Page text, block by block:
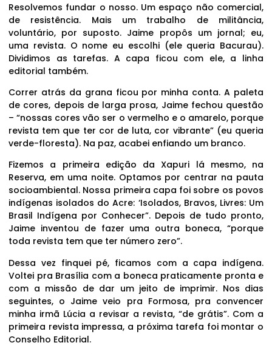
Resolvemos fundar o nosso. Um espaço não comercial,
de resistência. Mais um trabalho de militância,
voluntário, por suposto. Jaime propôs um jornal; eu,
uma revista. O nome eu escolhi (ele queria Bacurau).
Dividimos as tarefas. A capa ficou com ele, a linha
editorial também.
Correr atrás da grana ficou por minha conta. A paleta
de cores, depois de larga prosa, Jaime fechou questão
– “nossas cores vão ser o vermelho e o amarelo, porque
revista tem que ter cor de luta, cor vibrante” (eu queria
verde-floresta). Na paz, acabei enfiando um branco.
Fizemos a primeira edição da Xapuri lá mesmo, na
Reserva, em uma noite. Optamos por centrar na pauta
socioambiental. Nossa primeira capa foi sobre os povos
indígenas isolados do Acre: ‘Isolados, Bravos, Livres: Um
Brasil Indígena por Conhecer”. Depois de tudo pronto,
Jaime inventou de fazer uma outra boneca, “porque
toda revista tem que ter número zero”.
Dessa vez finquei pé, ficamos com a capa indígena.
Voltei pra Brasília com a boneca praticamente pronta e
com a missão de dar um jeito de imprimir. Nos dias
seguintes, o Jaime veio pra Formosa, pra convencer
minha irmã Lúcia a revisar a revista, “de grátis”. Com a
primeira revista impressa, a próxima tarefa foi montar o
Conselho Editorial.